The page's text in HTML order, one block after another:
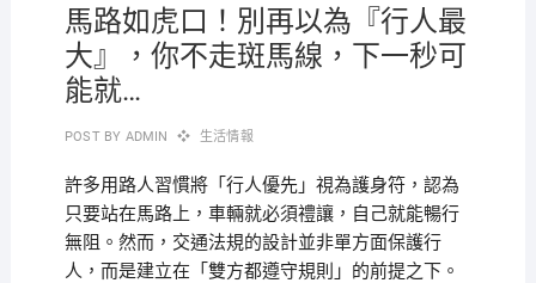
馬路如虎口！別再以為『行人最
大』，你不走斑馬線，下一秒可
能就…
POST BY ADMIN 生活情報
許多用路人習慣將「行人優先」視為護身符，認為
只要站在馬路上，車輛就必須禮讓，自己就能暢行
無阻。然而，交通法規的設計並非單方面保護行
人，而是建立在「雙方都遵守規則」的前提之下。